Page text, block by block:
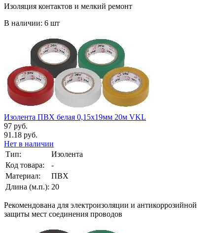
Изоляция контактов и мелкий ремонт
В наличии: 6 шт
Изолента ПВХ белая 0,15х19мм 20м VKL
97 руб.
91.18 руб.
Нет в наличии
Тип:
Изолента
Код товара:
-
Материал:
ПВХ
Длина (м.п.): 20
Рекомендована для электроизоляции и антикоррозийной
защиты мест соединения проводов